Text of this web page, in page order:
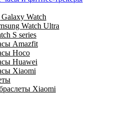
Galaxy Watch
Watch Ultra
S series
Amazfit
Hoco
Huawei
Xiaomi
Xiaomi